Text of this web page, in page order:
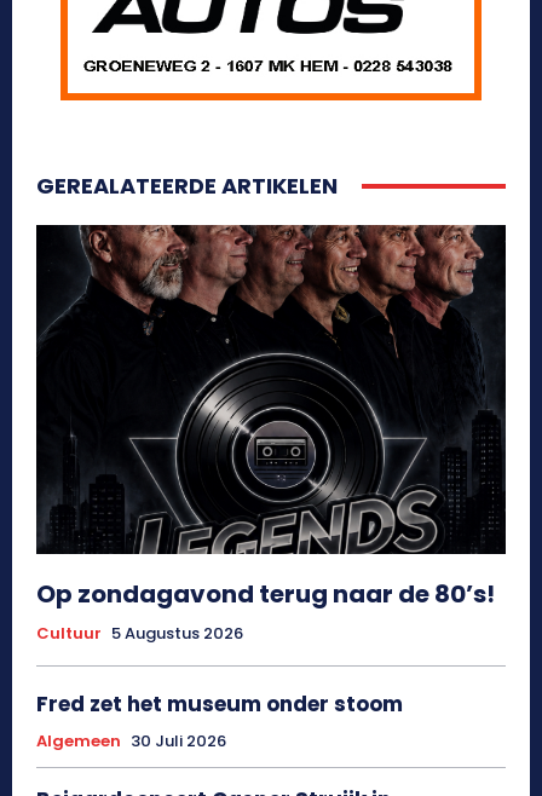
GEREALATEERDE ARTIKELEN
Op zondagavond terug naar de 80’s!
Cultuur 5 Augustus 2026
Fred zet het museum onder stoom
Algemeen 30 Juli 2026